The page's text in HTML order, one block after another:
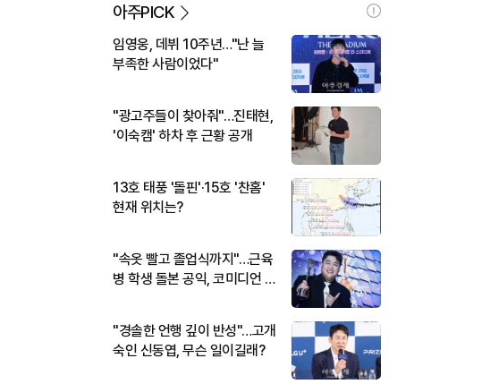
아주PICK
임영웅, 데뷔 10주년…"난 늘
부족한 사람이었다"
"광고주들이 찾아줘"…진태현,
'이숙캠' 하차 후 근황 공개
13호 태풍 '돌핀'·15호 '찬홈'
현재 위치는?
"속옷 빨고 졸업식까지"…근육
병 학생 돌본 공익, 코미디언 김
"경솔한 언행 깊이 반성"…고개
숙인 신동엽, 무슨 일이길래?